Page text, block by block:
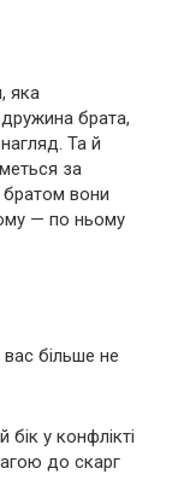
яка
брата,
Та й
за
вони
— по ньому
більше не
у конфлікті
до скарг